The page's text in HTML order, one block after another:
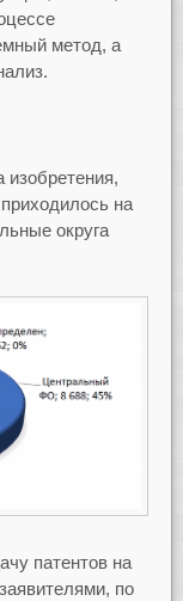
метод, а
изобретения,
на
округа
патентов на
по